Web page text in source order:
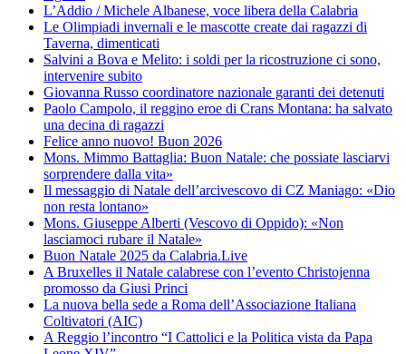
L’Addio / Michele Albanese, voce libera della Calabria
Le Olimpiadi invernali e le mascotte create dai ragazzi di
Taverna, dimenticati
Salvini a Bova e Melito: i soldi per la ricostruzione ci sono,
intervenire subito
Giovanna Russo coordinatore nazionale garanti dei detenuti
Paolo Campolo, il reggino eroe di Crans Montana: ha salvato
una decina di ragazzi
Felice anno nuovo! Buon 2026
Mons. Mimmo Battaglia: Buon Natale: che possiate lasciarvi
sorprendere dalla vita»
Il messaggio di Natale dell’arcivescovo di CZ Maniago: «Dio
non resta lontano»
Mons. Giuseppe Alberti (Vescovo di Oppido): «Non
lasciamoci rubare il Natale»
Buon Natale 2025 da Calabria.Live
A Bruxelles il Natale calabrese con l’evento Christojenna
promosso da Giusi Princi
La nuova bella sede a Roma dell’Associazione Italiana
Coltivatori (AIC)
A Reggio l’incontro “I Cattolici e la Politica vista da Papa